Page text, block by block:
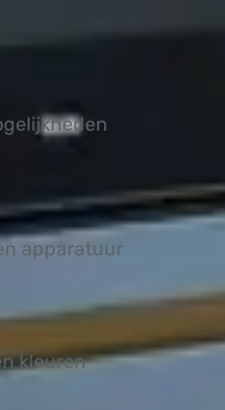
apparatuur
kleuren